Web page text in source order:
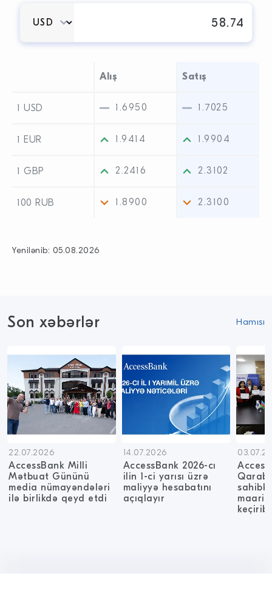
Alış Satış
1 USD 1.6950 1.7025
1 EUR 1.9414 1.9904
1 GBP 2.2416 2.3102
100 RUB 1.8900 2.3100
Yenilənib: 05.08.2026
Son xəbərlər Hamısı
22.07.2026
AccessBank Milli
Mətbuat Gününü
media nümayəndələri
ilə birlikdə qeyd etdi
14.07.2026
AccessBank 2026-cı
ilin 1-ci yarısı üzrə
maliyyə hesabatını
açıqlayır
keçirib